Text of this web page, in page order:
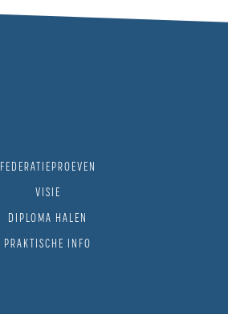
FEDERATIEPROEVEN
VISIE
DIPLOMA HALEN
PRAKTISCHE INFO